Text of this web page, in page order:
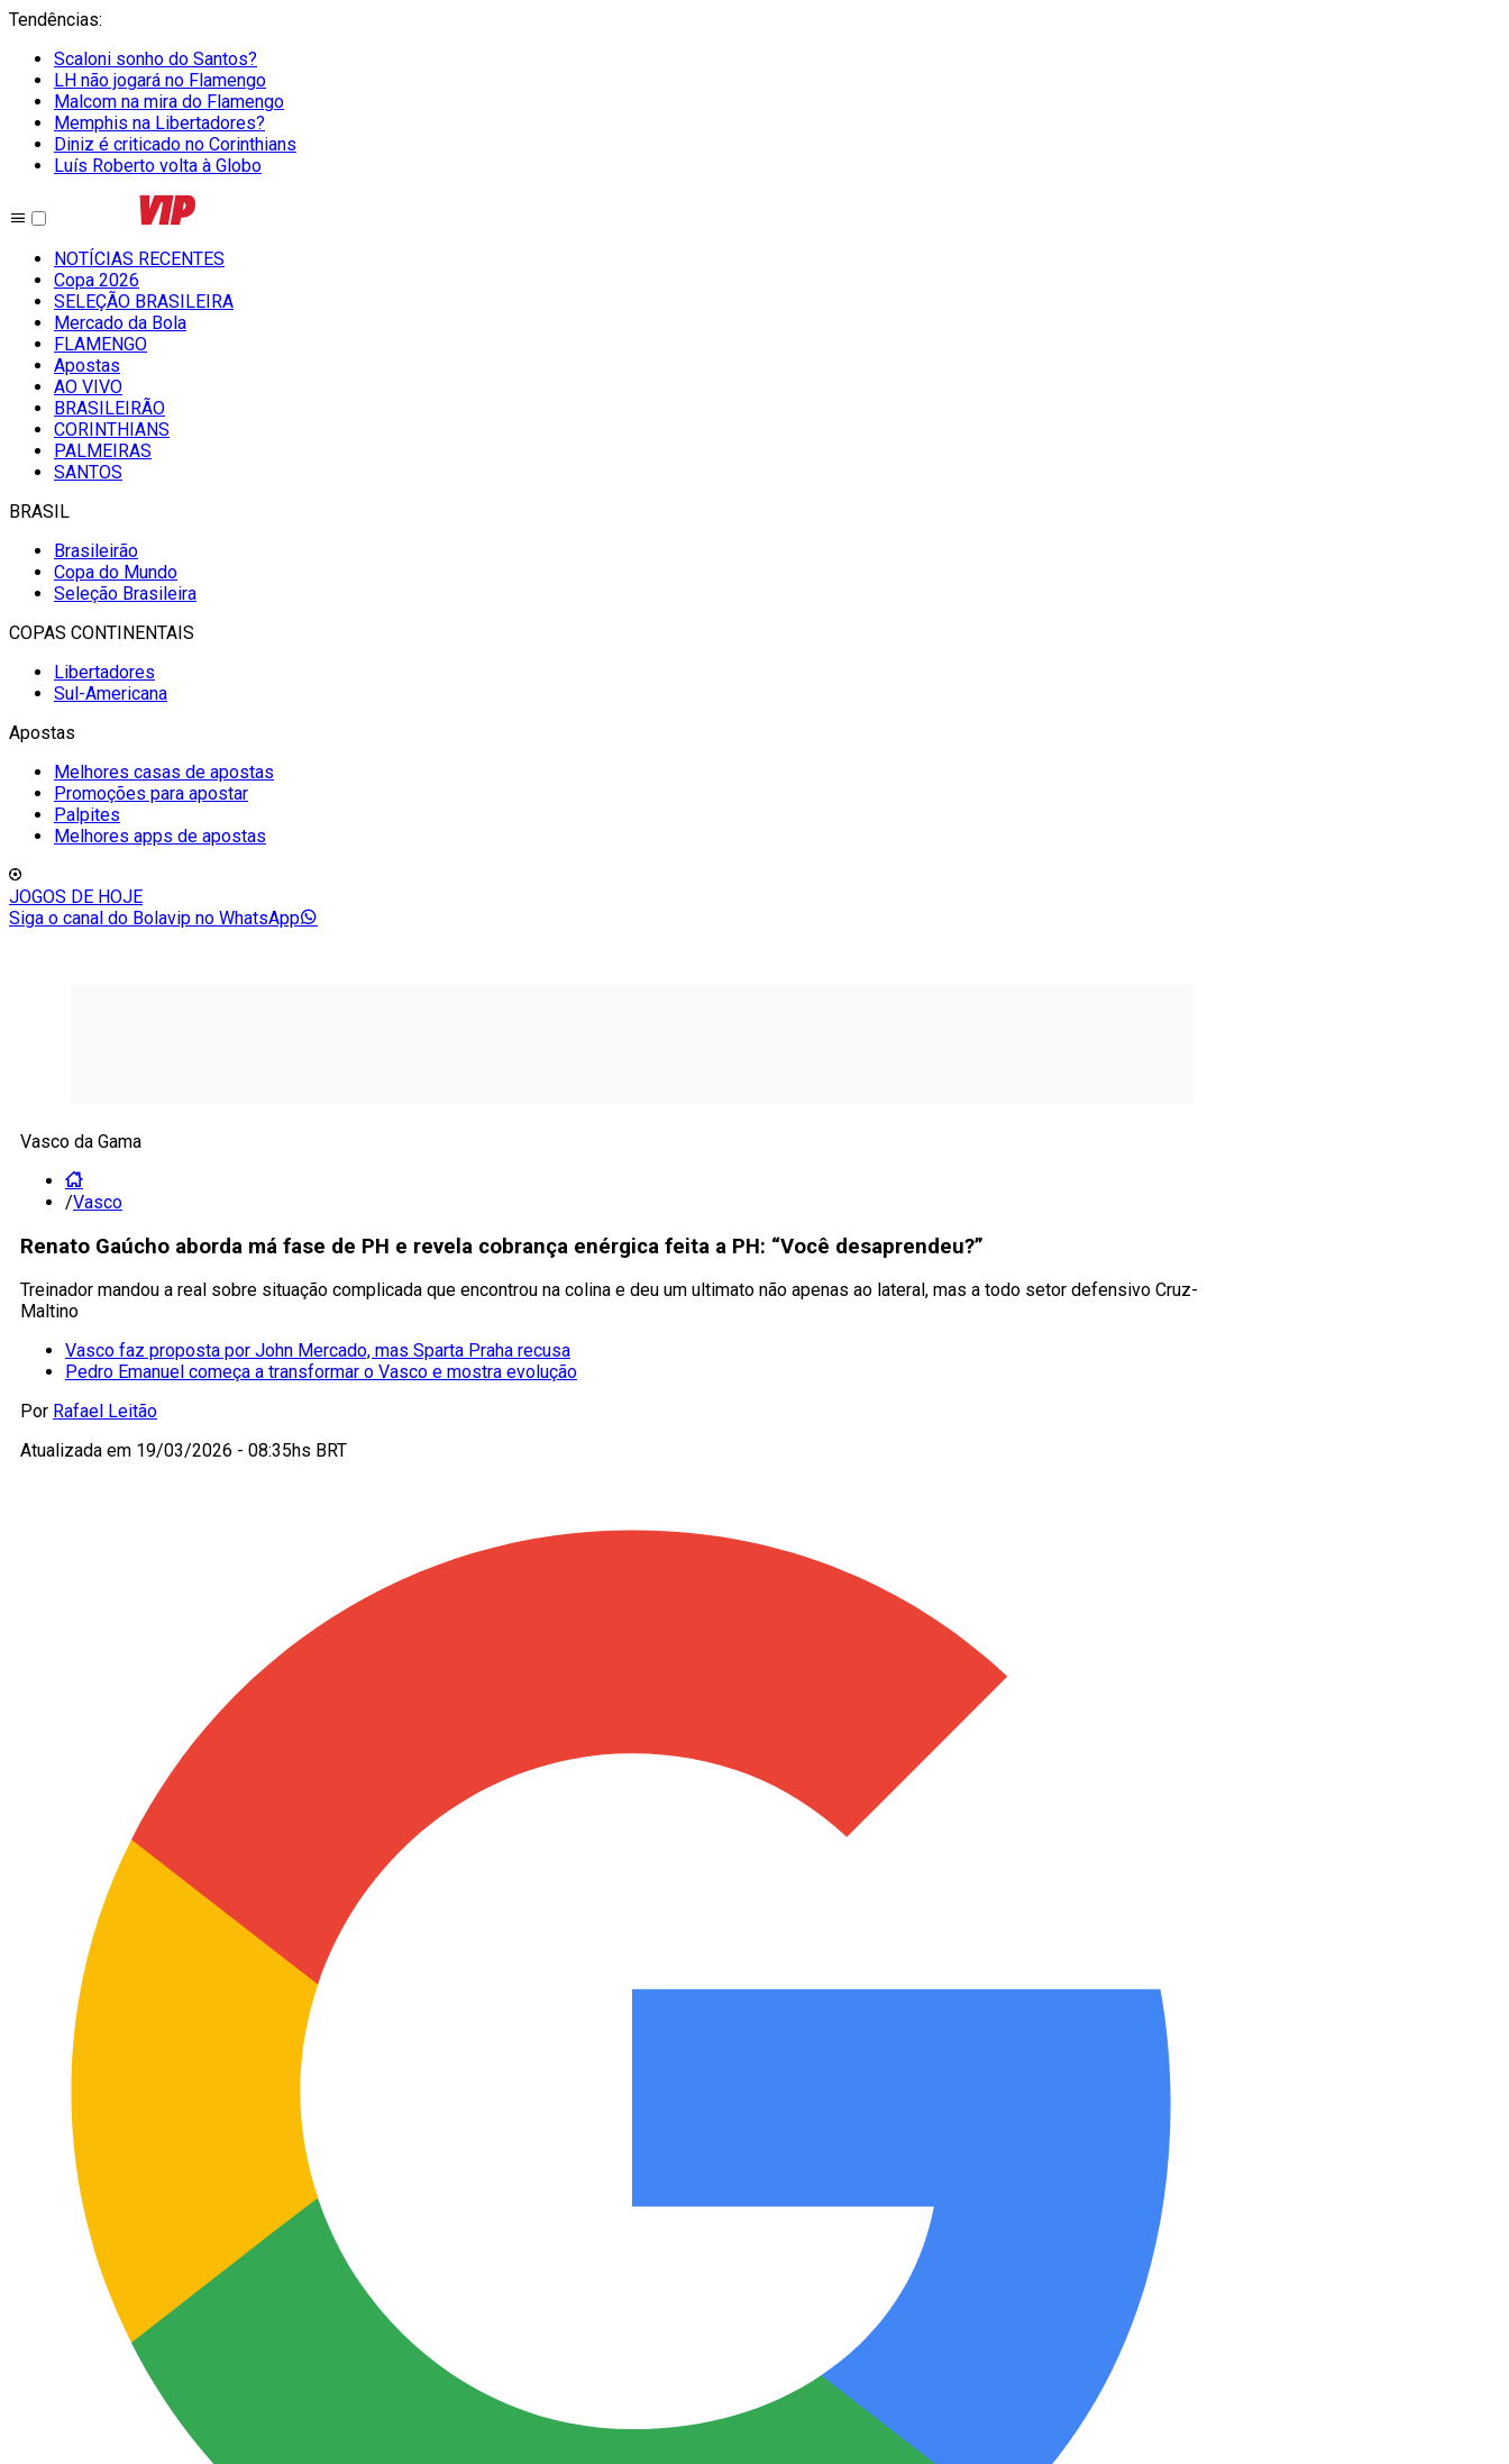
Tendências:
Scaloni sonho do Santos?
LH não jogará no Flamengo
Malcom na mira do Flamengo
Memphis na Libertadores?
Diniz é criticado no Corinthians
Luís Roberto volta à Globo
NOTÍCIAS RECENTES
Copa 2026
SELEÇÃO BRASILEIRA
Mercado da Bola
FLAMENGO
Apostas
AO VIVO
BRASILEIRÃO
CORINTHIANS
PALMEIRAS
SANTOS
BRASIL
Brasileirão
Copa do Mundo
Seleção Brasileira
COPAS CONTINENTAIS
Libertadores
Sul-Americana
Apostas
Melhores casas de apostas
Promoções para apostar
Palpites
Melhores apps de apostas
JOGOS DE HOJE
Siga o canal do Bolavip no WhatsApp
Vasco da Gama
/Vasco
Renato Gaúcho aborda má fase de PH e revela cobrança enérgica feita a PH: “Você desaprendeu?”
Treinador mandou a real sobre situação complicada que encontrou na colina e deu um ultimato não apenas ao lateral, mas a todo setor defensivo Cruz-
Maltino
Vasco faz proposta por John Mercado, mas Sparta Praha recusa
Pedro Emanuel começa a transformar o Vasco e mostra evolução
Por Rafael Leitão
Atualizada em 19/03/2026 - 08:35hs BRT